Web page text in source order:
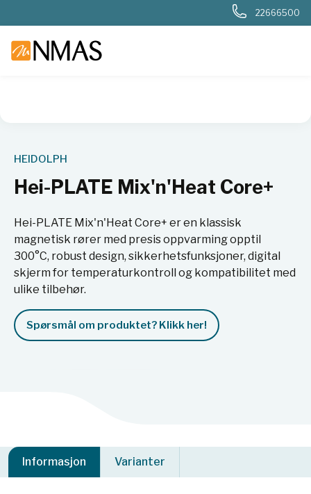
22666500
HEIDOLPH
Hei-PLATE Mix'n'Heat Core+
Hei-PLATE Mix'n'Heat Core+ er en klassisk
magnetisk rører med presis oppvarming opptil
300°C, robust design, sikkerhetsfunksjoner, digital
skjerm for temperaturkontroll og kompatibilitet med
ulike tilbehør.
Spørsmål om produktet? Klikk her!
Informasjon Varianter